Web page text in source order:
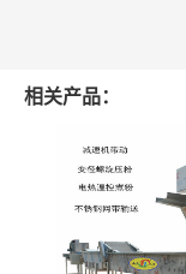
相关产品：